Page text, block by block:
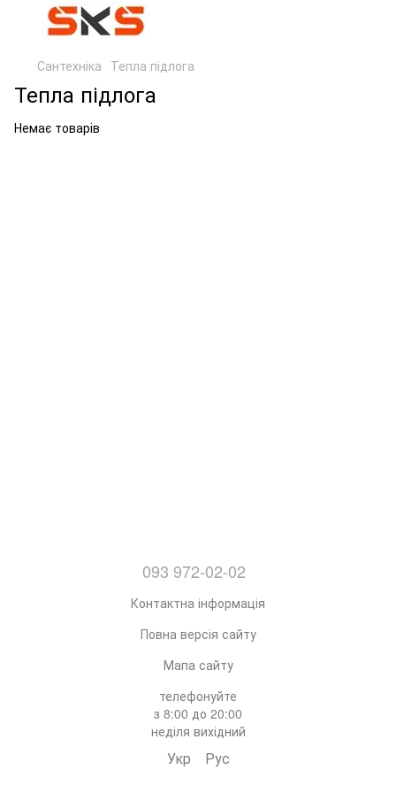
Сантехніка Тепла підлога
Тепла підлога
Немає товарів
093 972-02-02
Контактна інформація
Повна версія сайту
Мапа сайту
телефонуйте
з 8:00 до 20:00
неділя вихідний
Укр Рус